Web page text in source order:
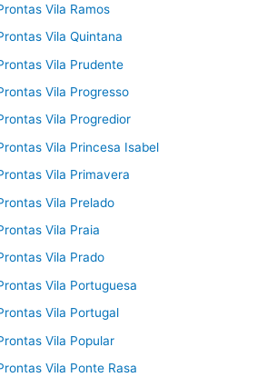
Vila Ramos
Vila Quintana
Vila Prudente
Vila Progresso
Vila Progredior
Vila Princesa Isabel
Vila Primavera
Vila Prelado
Vila Praia
Vila Prado
Vila Portuguesa
Vila Portugal
Vila Popular
Vila Ponte Rasa